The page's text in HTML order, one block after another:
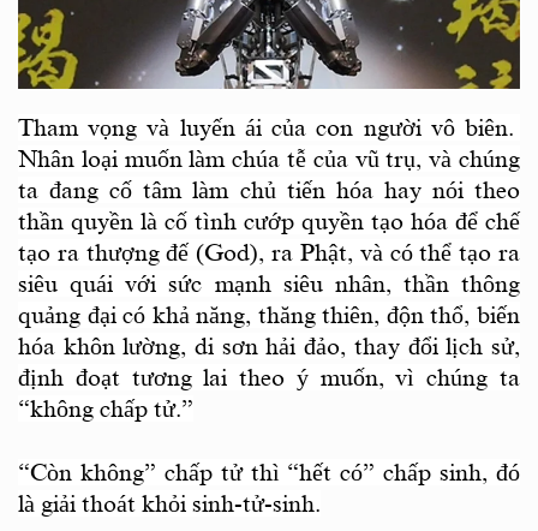
Tham vọng và luyến ái của con người vô biên.
Nhân loại muốn làm chúa tễ của vũ trụ, và chúng
ta đang cố tâm làm chủ tiến hóa hay nói theo
thần quyền là cố tình cướp quyền tạo hóa để chế
tạo ra thượng đế (God), ra Phật, và có thể tạo ra
siêu quái với sức mạnh siêu nhân, thần thông
quảng đại có khả năng, thăng thiên, độn thổ, biến
hóa khôn lường, di sơn hải đảo, thay đổi lịch sử,
định đoạt tương lai theo ý muốn, vì chúng ta
“không chấp tử.”
“Còn không” chấp tử thì “hết có” chấp sinh, đó
là giải thoát khỏi sinh-tử-sinh.